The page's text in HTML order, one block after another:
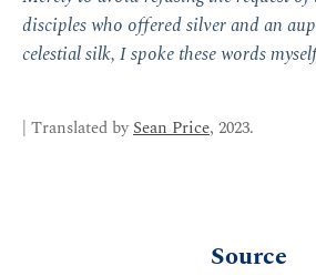
disciples who offered silver and an
celestial silk, I spoke these words
| Translated bySean Price, 2023.
Source